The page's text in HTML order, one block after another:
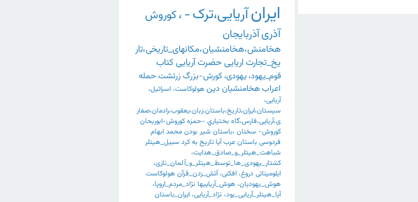
ایرانآریایی،ترک-،کوروش
آذریآذربایجان
هخامنش،هخامنشیان،مکانهای_تاریخی،تار
یخ_تجارت اریایی حضرتآریاییکتاب
قوم_یهود،یهودی،کورش-بزرگزرتشتحمله
اعرابهخامنشیان دین هولوکاست، اسرائیل،
آریایی،
سیستان،ایران،تاریخ،باستان،زبان،یعقوب،رادمان،صفار
ی،آریایی،فارس،گاه بختياري -حمزه کوروش-ابوریحان
کوروش- سخنان ،باستان شیر بودن محمد ابهام
فردوسی باستان عرب آیا تاریخ به کرد سبیل_هیتلر
شباهت_هیتلر_و_صادق_هدایت،
کشتار_یهودی_ها_توسط_هیتلر_و_آلمان_نازی،
ایلومیناتی دروغ، افکنی، آتش_زدن_قرآن هولوکاست
هوش_یهودیان، هوش_آریاییها نژاد_مردم_اروپا،
آیا_هیتلر_آریایی_بود، نژاد_آریایی، ایران_باستان